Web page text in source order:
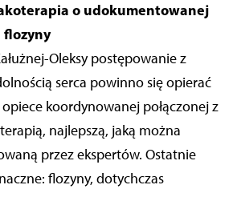
o udokumentowanej
flozyny
Oleksy postępowanie z
serca powinno się opierać
koordynowanej połączonej z
najlepszą, jaką można
przez ekspertów. Ostatnie
flozyny, dotychczas